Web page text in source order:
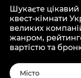
Шукаєте цікавий
квест-кімнати
великих
жанром,
вартістю та
Місто